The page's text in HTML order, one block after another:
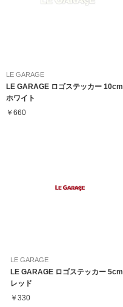
LE GARAGE
LE GARAGE ロゴステッカー 10cm
ホワイト
￥660
LE GARAGE
LE GARAGE ロゴステッカー 5cm
レッド
￥330